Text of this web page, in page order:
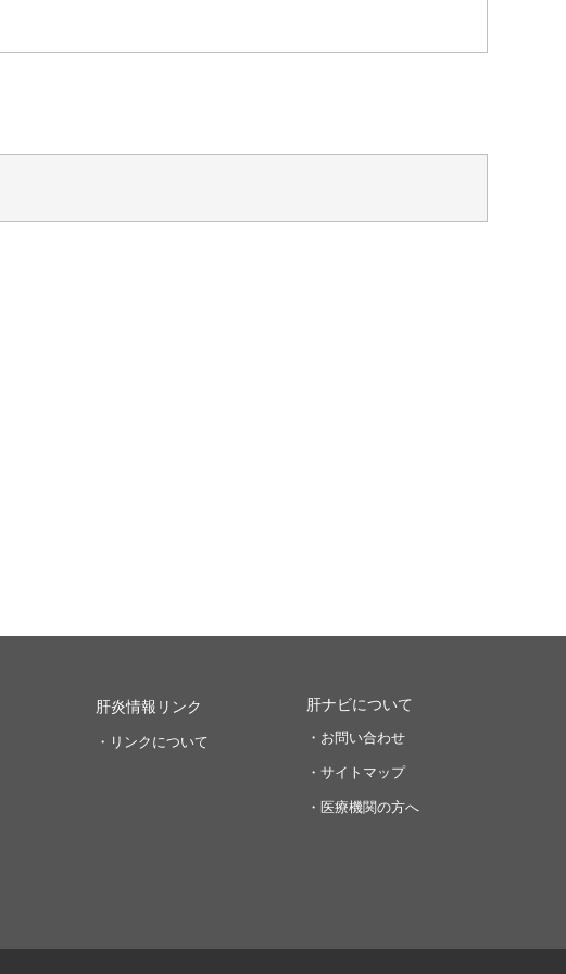
肝炎情報リンク
・リンクについて
肝ナビについて
・お問い合わせ
・サイトマップ
・医療機関の方へ